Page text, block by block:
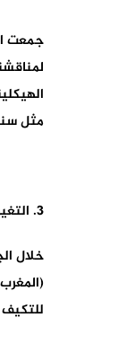
مثل
3. التغير المناخي والهجرة